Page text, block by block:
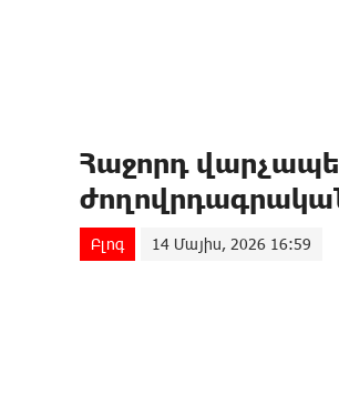
Հաջորդ
Բլոգ 14 Մայիս, 2026 16:59